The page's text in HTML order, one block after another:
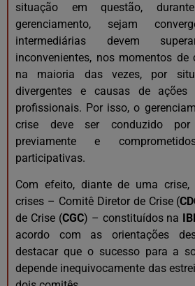
situação em questão,
gerenciamento, sejam
intermediárias devem
inconvenientes, nos momentos de
na maioria das vezes, por
divergentes e causas de
profissionais. Por isso, o
crise deve ser conduzido por
previamente e
participativas.
Com efeito, diante de uma
crises – Comitê Diretor de Crise (
de Crise (CGC) – constituídos na
acordo com as orientações
destacar que o sucesso para a
depende inequivocamente das